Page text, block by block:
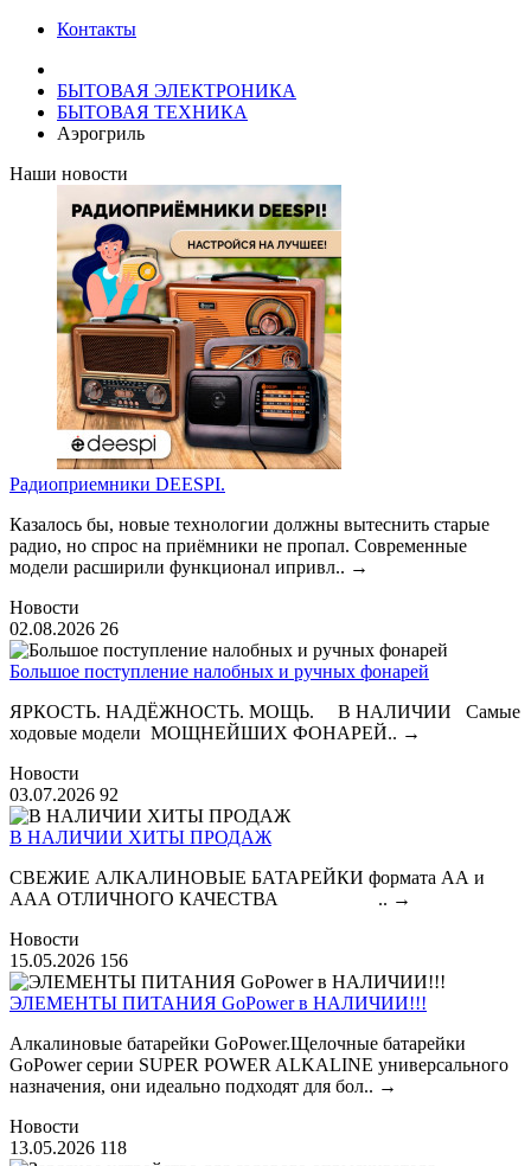
Контакты
БЫТОВАЯ ЭЛЕКТРОНИКА
БЫТОВАЯ ТЕХНИКА
Аэрогриль
Наши новости
Радиоприемники DEESPI.
Казалось бы, новые технологии должны вытеснить старые
радио, но спрос на приёмники не пропал. Современные
модели расширили функционал ипривл.. →
Новости
02.08.2026 26
Большое поступление налобных и ручных фонарей
ЯРКОСТЬ. НАДЁЖНОСТЬ. МОЩЬ. В НАЛИЧИИ Самые
ходовые модели МОЩНЕЙШИХ ФОНАРЕЙ.. →
Новости
03.07.2026 92
В НАЛИЧИИ ХИТЫ ПРОДАЖ
СВЕЖИЕ АЛКАЛИНОВЫЕ БАТАРЕЙКИ формата АА и
ААА ОТЛИЧНОГО КАЧЕСТВА .. →
Новости
15.05.2026 156
ЭЛЕМЕНТЫ ПИТАНИЯ GoPower в НАЛИЧИИ!!!
Алкалиновые батарейки GoPower.Щелочные батарейки
GoPower серии SUPER POWER ALKALINE универсального
назначения, они идеально подходят для бол.. →
Новости
13.05.2026 118